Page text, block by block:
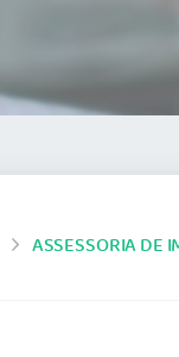
ASSESSORIA DE